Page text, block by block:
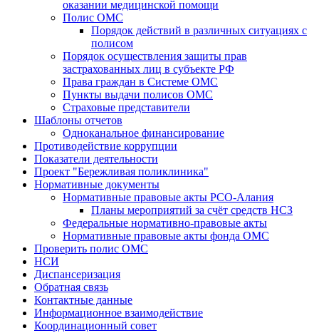
оказании медицинской помощи
Полис ОМС
Порядок действий в различных ситуациях с
полисом
Порядок осуществления защиты прав
застрахованных лиц в субъекте РФ
Права граждан в Системе ОМС
Пункты выдачи полисов ОМС
Страховые представители
Шаблоны отчетов
Одноканальное финансирование
Противодействие коррупции
Показатели деятельности
Проект "Бережливая поликлиника"
Нормативные документы
Нормативные правовые акты РСО-Алания
Планы мероприятий за счёт средств НСЗ
Федеральные нормативно-правовые акты
Нормативные правовые акты фонда ОМС
Проверить полис ОМС
НСИ
Диспансеризация
Обратная связь
Контактные данные
Информационное взаимодействие
Координационный совет